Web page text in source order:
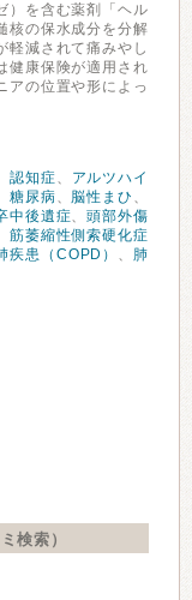
）を含む薬剤「ヘル
核の保水成分を分解
軽減されて痛みやし
健康保険が適用され
アの位置や形によっ
認知症、
アルツハイ
糖尿病、 脳性まひ 、
中後遺症、頭部外傷
筋萎縮性側索硬化症
疾患（COPD） 、 肺
検索）